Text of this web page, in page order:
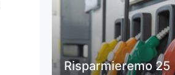
Risparmieremo 25